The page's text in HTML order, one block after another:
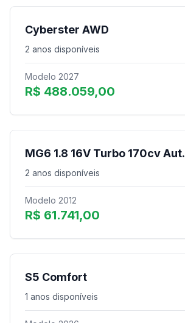
Cyberster AWD
2 anos disponíveis
Modelo 2027
R$ 488.059,00
MG6 1.8 16V Turbo 170cv Aut.
2 anos disponíveis
Modelo 2012
R$ 61.741,00
S5 Comfort
1 anos disponíveis